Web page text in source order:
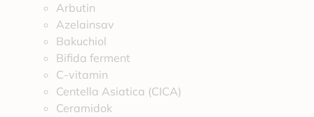
Arbutin
Azelainsav
Bakuchiol
Bifida ferment
C-vitamin
Centella Asiatica (CICA)
Ceramidok